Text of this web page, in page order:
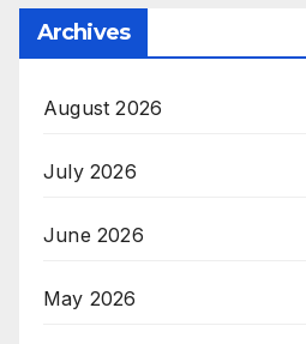
Archives
August 2026
July 2026
June 2026
May 2026